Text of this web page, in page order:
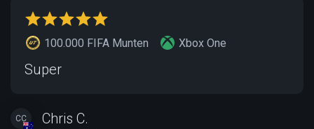
100.000 FIFA Munten Xbox One
Super
CC Chris C.